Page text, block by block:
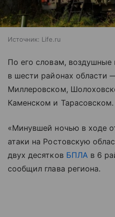
Источник: Life.ru
По его словам, воздушные
в шести районах области
Миллеровском,
Каменском и Тарасовском.
«Минувшей ночью в ходе
атаки на Ростовскую
двух десятков БПЛА в 6
сообщил глава региона.